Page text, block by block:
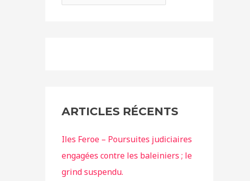
ARTICLES RÉCENTS
Iles Feroe – Poursuites judiciaires
engagées contre les baleiniers ; le
grind suspendu.